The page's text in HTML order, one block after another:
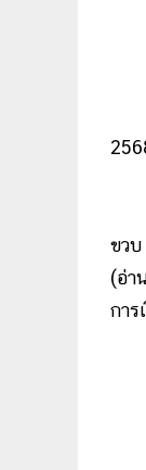
แ
โ
ขวบ
(อ่า
กา